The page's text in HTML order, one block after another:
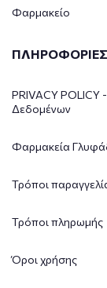
Φαρμακείο
ΠΛΗΡΟΦΟΡΙΕΣ
PRIVACY POLICY
Δεδομένων
Φαρμακεία
Τρόποι
Τρόποι πληρωμής
Όροι χρήσης